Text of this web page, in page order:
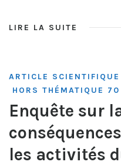
LIRE LA SUITE
ARTICLE SCIENTIFIQUE
HORS THÉMATIQUE 70
Enquête sur
les activités